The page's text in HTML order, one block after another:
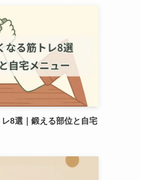
8選｜鍛える部位と自宅